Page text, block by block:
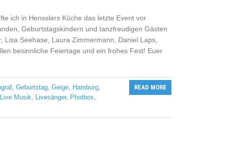
ich in Hensslers Küche das letzte Event vor
Geburtstagskindern und tanzfreudigen Gästen
Seehase, Laura Zimmermann, Daniel Laps,
besinnliche Feiertage und ein frohes Fest! Euer
, Geburtstag, Geige, Hamburg,
Live Musik, Livesänger, Photbox,
READ MORE